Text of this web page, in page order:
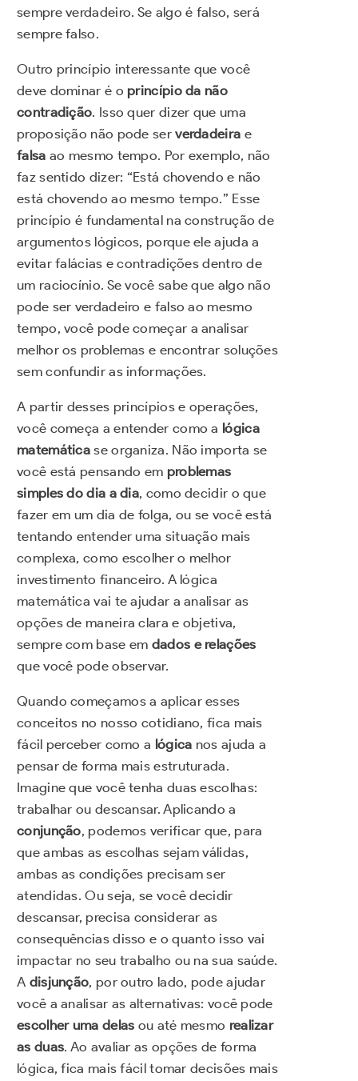
sempre verdadeiro. Se algo é falso, será
sempre falso.
Outro princípio interessante que você
deve dominar é o princípio da não
contradição. Isso quer dizer que uma
proposição não pode serverdadeira e
falsa ao mesmo tempo. Por exemplo, não
faz sentido dizer: “Está chovendo e não
está chovendo ao mesmo tempo.” Esse
princípio é fundamental na construção de
argumentos lógicos, porque ele ajuda a
evitar falácias e contradições dentro de
um raciocínio. Se você sabe que algo não
pode ser verdadeiro e falso ao mesmo
tempo, você pode começar a analisar
melhor os problemas e encontrar soluções
sem confundir as informações.
A partir desses princípios e operações,
você começa a entender como a lógica
matemática se organiza. Não importa se
você está pensando em problemas
simples do dia a dia, como decidir o que
fazer em um dia de folga, ou se você está
tentando entender uma situação mais
complexa, como escolher o melhor
investimento financeiro. A lógica
matemática vai te ajudar a analisar as
opções de maneira clara e objetiva,
sempre com base em dados e relações
que você pode observar.
Quando começamos a aplicar esses
conceitos no nosso cotidiano, fica mais
fácil perceber como a lógica nos ajuda a
pensar de forma mais estruturada.
Imagine que você tenha duas escolhas:
trabalhar ou descansar. Aplicando a
conjunção, podemos verificar que, para
que ambas as escolhas sejam válidas,
ambas as condições precisam ser
atendidas. Ou seja, se você decidir
descansar, precisa considerar as
consequências disso e o quanto isso vai
impactar no seu trabalho ou na sua saúde.
A disjunção, por outro lado, pode ajudar
você a analisar as alternativas: você pode
escolher uma delas ou até mesmo realizar
as duas. Ao avaliar as opções de forma
lógica, fica mais fácil tomar decisões mais